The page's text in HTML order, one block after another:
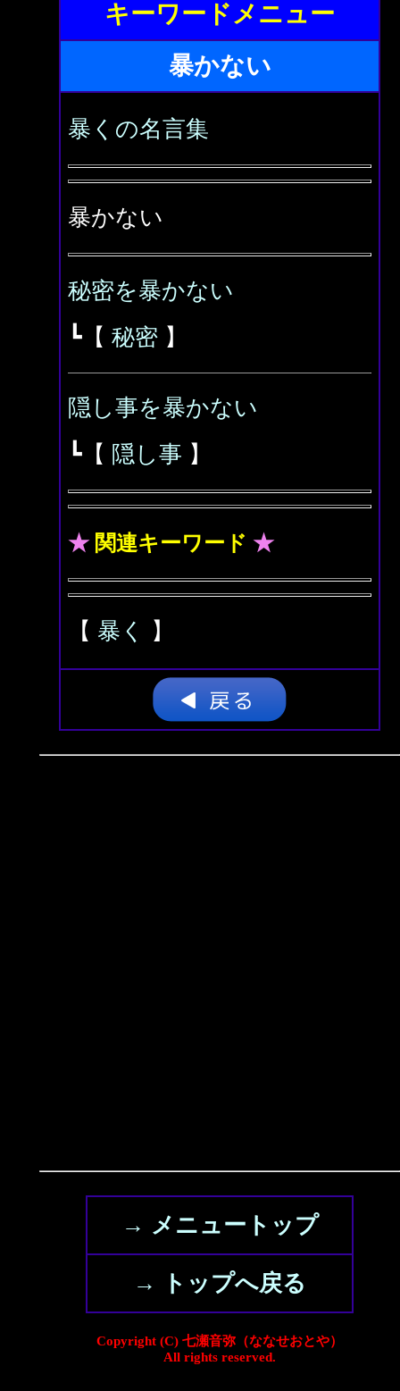
キーワードメニュー
暴かない
暴くの名言集
暴かない
秘密を暴かない
┗【 秘密 】
隠し事を暴かない
┗【 隠し事 】
★ 関連キーワード ★
【 暴く 】
→ メニュートップ
→ トップへ戻る
Copyright (C) 七瀬音弥（ななせおとや）
All rights reserved.